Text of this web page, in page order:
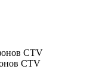
CTV
CTV